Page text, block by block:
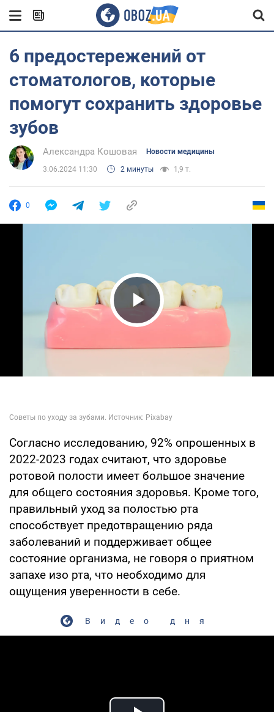
6 предостережений от
стоматологов, которые
помогут сохранить здоровье
зубов
Александра Кошовая Новости медицины
3.06.2024 11:30 2 минуты 1,9 т.
0
Play Video
Согласно исследованию, 92% опрошенных в
2022-2023 годах считают, что здоровье
ротовой полости имеет большое значение
для общего состояния здоровья. Кроме того,
правильный уход за полостью рта
способствует предотвращению ряда
заболеваний и поддерживает общее
состояние организма, не говоря о приятном
запахе изо рта, что необходимо для
ощущения уверенности в себе.
Видео дня